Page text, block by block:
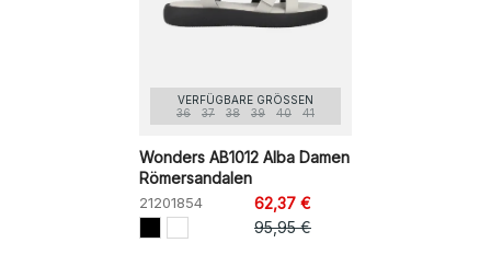
VERFÜGBARE GRÖSSEN
36
37 38 39 40 41
Wonders AB1012 Alba Damen
Römersandalen
21201854
62,37 €
95,95 €